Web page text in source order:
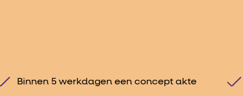
Binnen 5 werkdagen een concept akte